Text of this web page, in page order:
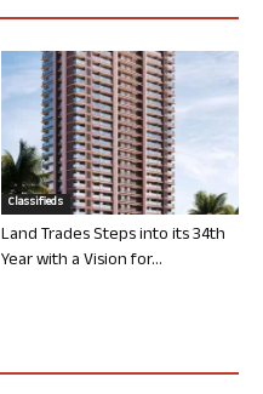
Classifieds
Land Trades Steps into its 34th
Year with a Vision for...